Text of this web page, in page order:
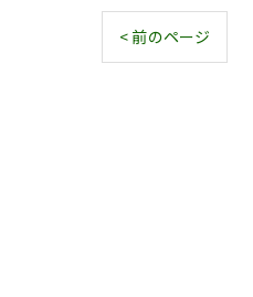
< 前のページ